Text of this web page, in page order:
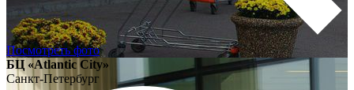
Посмотреть фото
БЦ «Atlantic City»
Санкт-Петербург